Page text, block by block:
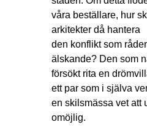
våra beställare, hur
arkitekter då hantera
den konflikt som
älskande? Den som
försökt rita en
ett par som i själva
en skilsmässa vet att
omöjlig.